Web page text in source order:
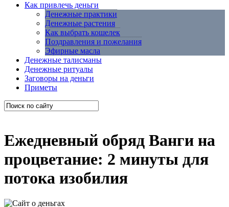
Как привлечь деньги
Денежные практики
Денежные растения
Как выбрать кошелек
Поздравления и пожелания
Эфирные масла
Денежные талисманы
Денежные ритуалы
Заговоры на деньги
Приметы
Ежедневный обряд Ванги на
процветание: 2 минуты для
потока изобилия